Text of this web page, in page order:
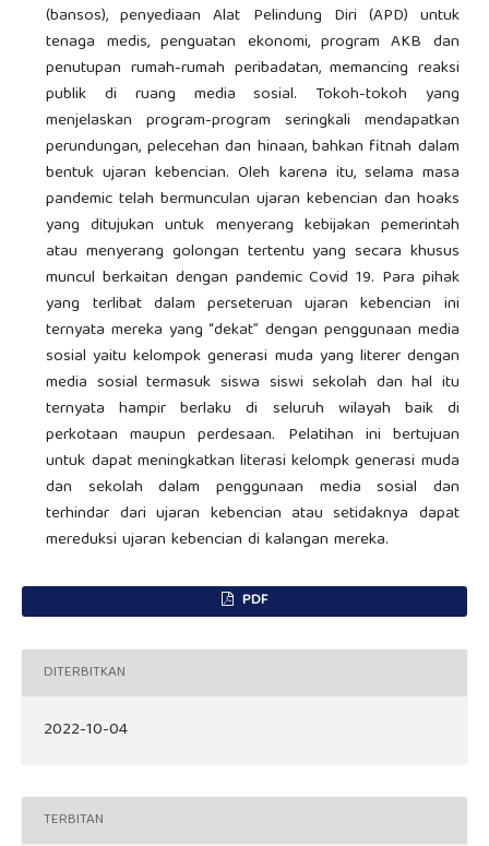
(bansos), penyediaan Alat Pelindung Diri (APD) untuk
tenaga medis, penguatan ekonomi, program AKB dan
penutupan rumah-rumah peribadatan, memancing reaksi
publik di ruang media sosial. Tokoh-tokoh yang
menjelaskan program-program seringkali mendapatkan
perundungan, pelecehan dan hinaan, bahkan fitnah dalam
bentuk ujaran kebencian. Oleh karena itu, selama masa
pandemic telah bermunculan ujaran kebencian dan hoaks
yang ditujukan untuk menyerang kebijakan pemerintah
atau menyerang golongan tertentu yang secara khusus
muncul berkaitan dengan pandemic Covid 19. Para pihak
yang terlibat dalam perseteruan ujaran kebencian ini
ternyata mereka yang “dekat” dengan penggunaan media
sosial yaitu kelompok generasi muda yang literer dengan
media sosial termasuk siswa siswi sekolah dan hal itu
ternyata hampir berlaku di seluruh wilayah baik di
perkotaan maupun perdesaan. Pelatihan ini bertujuan
untuk dapat meningkatkan literasi kelompk generasi muda
dan sekolah dalam penggunaan media sosial dan
terhindar dari ujaran kebencian atau setidaknya dapat
mereduksi ujaran kebencian di kalangan mereka.
PDF
DITERBITKAN
2022-10-04
TERBITAN